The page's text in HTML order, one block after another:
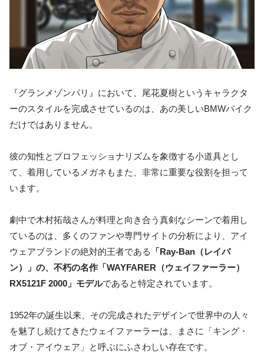
『グランメゾンパリ』において、尾花夏樹というキャラクタ
ーのスタイルを完成させているのは、あの美しいBMWバイク
だけではありません。
彼の知性とプロフェッショナリズムを象徴する小道具とし
て、着用しているメガネもまた、非常に重要な役割を担って
います。
劇中で木村拓哉さんが料理と向き合う真剣なシーンで着用し
ているのは、多くのファンや専門サイトの分析により、アイ
ウェアブランドの絶対的王者である
「Ray-Ban（レイバ
ン）」の、不朽の名作「WAYFARER（ウェイファーラー）
RX5121F 2000」モデルであると特定されています。
1952年の誕生以来、その完成されたデザインで世界中の人々
を魅了し続けてきたウェイファーラーは、まさに「キング・
オブ・アイウェア」と呼ぶにふさわしい存在です。